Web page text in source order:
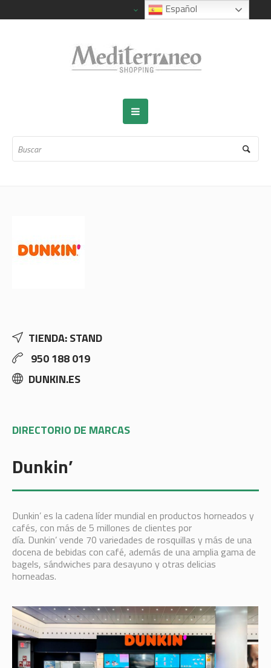
TIENDA: STAND
950 188 019
DUNKIN.ES
DIRECTORIO DE MARCAS
Dunkin’
Dunkin’ es la cadena líder mundial en productos horneados y
cafés, con más de 5 millones de clientes por
día. Dunkin’ vende 70 variedades de rosquillas y más de una
docena de bebidas con café, además de una amplia gama de
bagels, sándwiches para desayuno y otras delicias
horneadas.
Español